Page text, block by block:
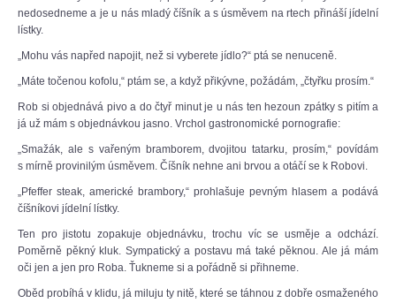
nedosedneme a je u nás mladý číšník a s úsměvem na rtech přináší jídelní
lístky.
„Mohu vás napřed napojit, než si vyberete jídlo?“ ptá se nenuceně.
„Máte točenou kofolu,“ ptám se, a když přikývne, požádám, „čtyřku prosím.“
Rob si objednává pivo a do čtyř minut je u nás ten hezoun zpátky s pitím a
já už mám s objednávkou jasno. Vrchol gastronomické pornografie:
„Smažák, ale s vařeným bramborem, dvojitou tatarku, prosím,“ povídám
s mírně provinilým úsměvem. Číšník nehne ani brvou a otáčí se k Robovi.
„Pfeffer steak, americké brambory,“ prohlašuje pevným hlasem a podává
číšníkovi jídelní lístky.
Ten pro jistotu zopakuje objednávku, trochu víc se usměje a odchází.
Poměrně pěkný kluk. Sympatický a postavu má také pěknou. Ale já mám
oči jen a jen pro Roba. Ťukneme si a pořádně si přihneme.
Oběd probíhá v klidu, já miluju ty nitě, které se táhnou z dobře osmaženého